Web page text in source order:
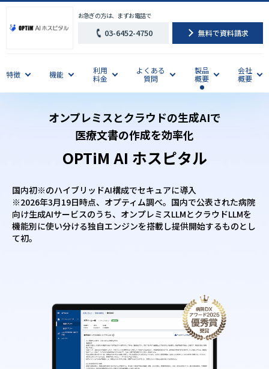
特徴 機能
利用
料金
よくある
質問
製品
概要
会社
概要
お急ぎの方は、まずお電話で
03-6452-4750 無料で資料請求
オンプレミスとクラウドの生成AIで
医療文書の作成を効率化
OPTiM AI ホスピタル
国内初※のハイブリッドAI構成でセキュアに導入
※2026年3月19日時点、オプティム調べ。国内で公表された病院
向け生成AIサービスのうち、オンプレミスLLMとクラウドLLMを
機能別に使い分ける独自エンジンを搭載し提供開始するものとし
て初。